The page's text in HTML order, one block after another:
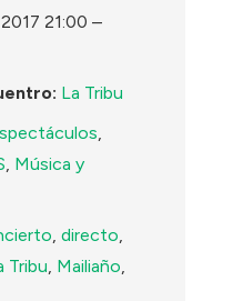
21:00 –
La Tribu
,
, Música y
,directo,
Tribu, Mailiaño,